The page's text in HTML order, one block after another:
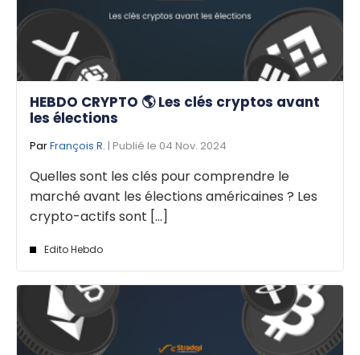
HEBDO CRYPTO 🌎 Les clés cryptos avant
les élections
ParFrançois R. | Publié le 04 Nov. 2024
Quelles sont les clés pour comprendre le
marché avant les élections américaines ? Les
crypto-actifs sont [...]
Edito Hebdo